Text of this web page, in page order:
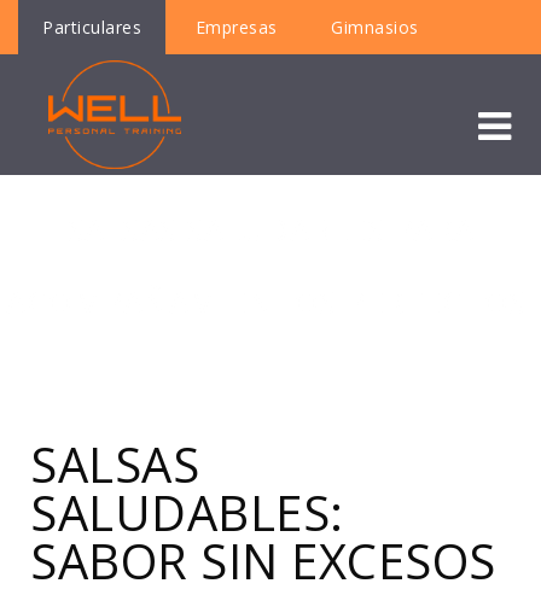
Particulares Empresas Gimnasios
SALSAS
SALUDABLES:
SABOR SIN EXCESOS